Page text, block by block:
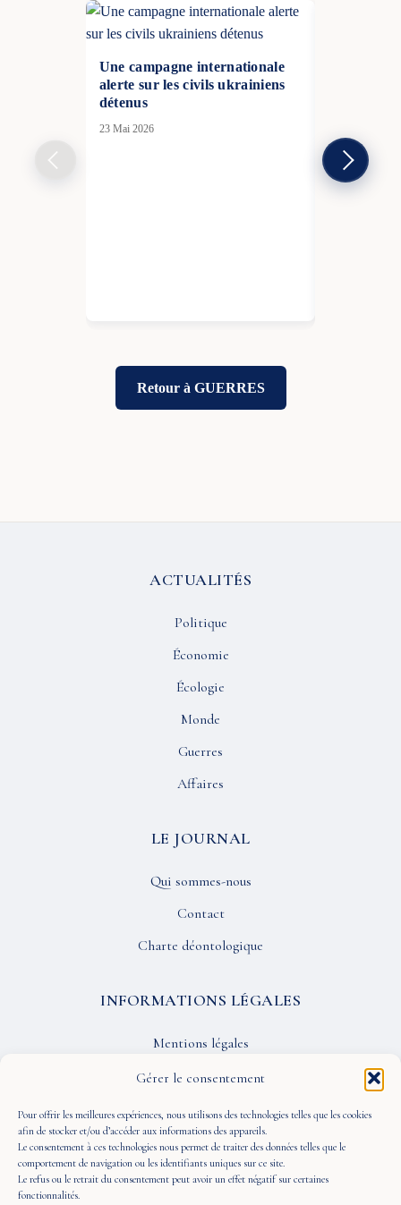
Gérer le consentement
Pour offrir les meilleures expériences, nous utilisons des technologies telles que les cookies
afin de stocker et/ou d’accéder aux informations des appareils.
Le consentement à ces technologies nous permet de traiter des données telles que le
comportement de navigation ou les identifiants uniques sur ce site.
Le refus ou le retrait du consentement peut avoir un effet négatif sur certaines
fonctionnalités.
Une campagne internationale
alerte sur les civils ukrainiens
détenus
23 Mai 2026
Retour à GUERRES
ACTUALITÉS
Politique
Économie
Écologie
Monde
Guerres
Affaires
LE JOURNAL
Qui sommes-nous
Contact
Charte déontologique
INFORMATIONS LÉGALES
Mentions légales
Confidentialité
CGU
SUIVEZ-NOUS